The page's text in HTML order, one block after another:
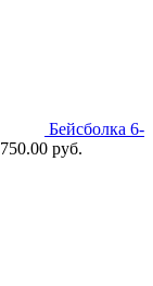
Бейсболка 6-
750.00 руб.